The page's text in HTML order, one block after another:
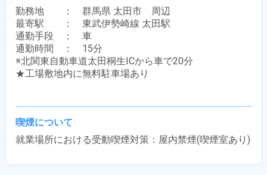
勤務地　　：　群馬県 太田市　周辺
最寄駅　　：　東武伊勢崎線 太田駅
通勤手段　：　車
通勤時間　：　15分
※北関東自動車道太田桐生ICから車で20分
★工場敷地内に無料駐車場あり
喫煙について
就業場所における受動喫煙対策：屋内禁煙(喫煙室あり)